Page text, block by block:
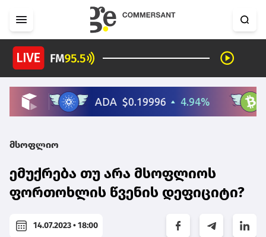
მსოფლიო
ემუქრება თუ არა მსოფლიოს
ფორთოხლის წვენის დეფიციტი?
14.07.2023 • 18:00